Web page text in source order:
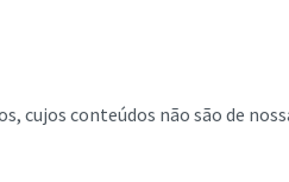
cujos conteúdos não são de